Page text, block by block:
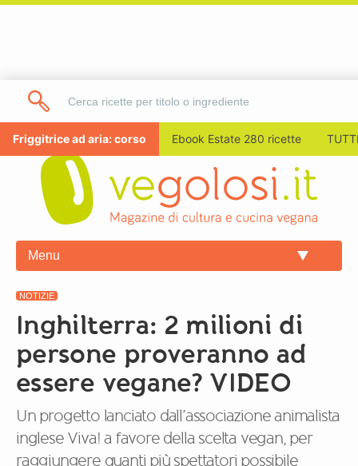
Friggitrice ad aria: corso Ebook Estate 280 ricette
Menu
NOTIZIE
Inghilterra: 2 milioni di
persone proveranno ad
essere vegane? VIDEO
Un progetto lanciato dall’associazione animalista
inglese Viva! a favore della scelta vegan, per
raggiungere quanti più spettatori possibile